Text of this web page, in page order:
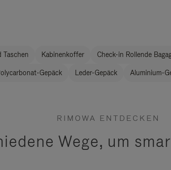
Taschen Kabinenkoffer Check-in Rollende
Gepäck Leder-Gepäck Aluminium-
RIMOWA ENTDECKEN
Wege, um